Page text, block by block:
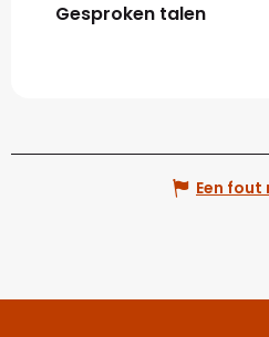
Gesproken talen
Gesproken talen
Een fout